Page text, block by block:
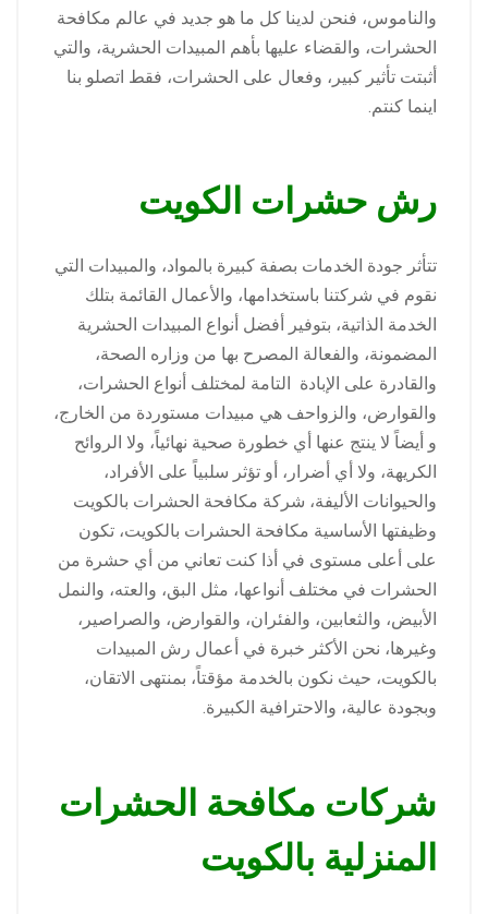
والناموس، فنحن لدينا كل ما هو جديد في عالم مكافحة
الحشرات، والقضاء عليها بأهم المبيدات الحشرية، والتي
أثبتت تأثير كبير، وفعال على الحشرات، فقط اتصلو بنا
اينما كنتم.
رش حشرات الكويت
تتأثر جودة الخدمات بصفة كبيرة بالمواد، والمبيدات التي
نقوم في شركتنا باستخدامها، والأعمال القائمة بتلك
الخدمة الذاتية، بتوفير أفضل أنواع المبيدات الحشرية
المضمونة، والفعالة المصرح بها من وزاره الصحة،
والقادرة على الإبادة التامة لمختلف أنواع الحشرات،
والقوارض، والزواحف هي مبيدات مستوردة من الخارج،
و أيضاً لا ينتج عنها أي خطورة صحية نهائياً، ولا الروائح
الكريهة، ولا أي أضرار، أو تؤثر سلبياً على الأفراد،
والحيوانات الأليفة، شركة مكافحة الحشرات بالكويت
وظيفتها الأساسية مكافحة الحشرات بالكويت، تكون
على أعلى مستوى في أذا كنت تعاني من أي حشرة من
الحشرات في مختلف أنواعها، مثل البق، والعته، والنمل
الأبيض، والثعابين، والفئران، والقوارض، والصراصير،
وغيرها، نحن الأكثر خبرة في أعمال رش المبيدات
بالكويت، حيث نكون بالخدمة مؤقتاً، بمنتهى الاتقان،
وبجودة عالية، والاحترافية الكبيرة.
شركات مكافحة الحشرات
المنزلية بالكويت